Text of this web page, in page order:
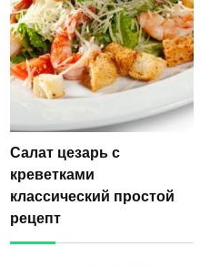
Салат цезарь с
креветками
классический простой
рецепт